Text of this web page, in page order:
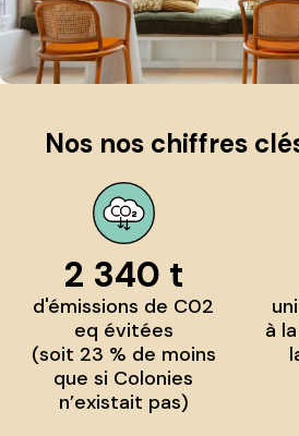
Nos nos chiffres
2 340 t
d'émissions de C02
eq évitées
(soit 23 % de moins
que si Colonies
n’existait pas)
à